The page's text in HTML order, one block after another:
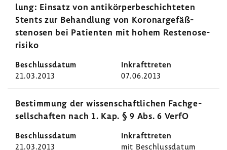
lung: Einsatz von anti­kör­per­be­schich­teten
Stents zur Behand­lung von Koro­nar­ge­fäß­
stenosen bei Pati­enten mit hohem Resteno­se­
ri­siko
21.03.2013 07.06.2013
Bestim­mung der wissen­schaft­li­chen Fach­ge­
sell­schaften nach 1. Kap. § 9 Abs. 6 VerfO
21.03.2013 mit Beschluss­datum